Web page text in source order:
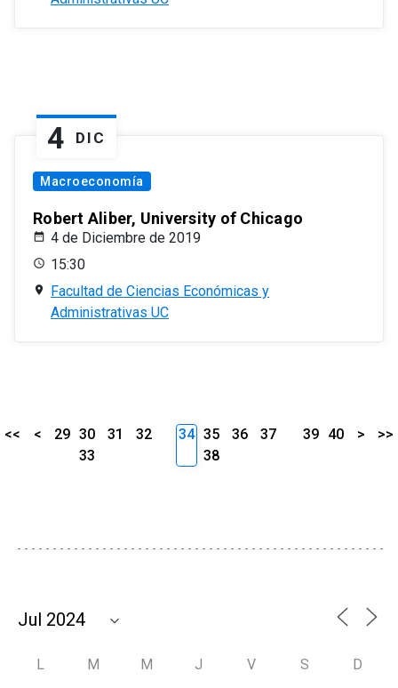
4 DIC
Macroeconomía
Robert Aliber, University of Chicago
4 de Diciembre de 2019
15:30
Facultad de Ciencias Económicas y
Administrativas UC
<< < 29 30 31
32
33
34 35 36
37
38
39 40 > >>
L M M J V S D